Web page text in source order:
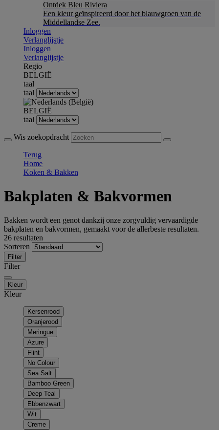
Ontdek Bleu Riviera
Een kleur geïnspireerd door het blauwgroen van de
Middellandse Zee.
Inloggen
Verlanglijstje
Inloggen
Verlanglijstje
Regio
BELGIË
taal
taal
BELGIË
taal
Wis zoekopdracht
Terug
Home
Koken & Bakken
Bakplaten & Bakvormen
Bakken wordt een genot dankzij onze zorgvuldig vervaardigde
bakplaten en bakvormen, gemaakt voor de allerbeste resultaten.
26 resultaten
Sorteren
Filter
Filter
Kleur
Kleur
Kersenrood
Oranjerood
Meringue
Azure
Flint
No Colour
Sea Salt
Bamboo Green
Deep Teal
Ebbenzwart
Wit
Creme